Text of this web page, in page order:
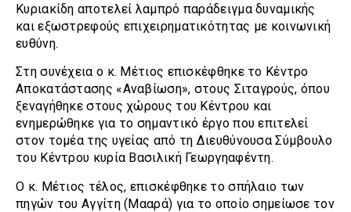
Κυριακίδη αποτελεί λαμπρό παράδειγμα δυναμικής
και εξωστρεφούς επιχειρηματικότητας με κοινωνική
ευθύνη.
Στη συνέχεια ο κ. Μέτιος επισκέφθηκε το Κέντρο
Αποκατάστασης «Αναβίωση», στους Σιταγρούς, όπου
ξεναγήθηκε στους χώρους του Κέντρου και
ενημερώθηκε για το σημαντικό έργο που επιτελεί
στον τομέα της υγείας από τη Διευθύνουσα Σύμβουλο
του Κέντρου κυρία Βασιλική Γεωργηαφέντη.
Ο κ. Μέτιος τέλος, επισκέφθηκε το σπήλαιο των
πηγών του Αγγίτη (Μααρά) για το οποίο σημείωσε τον